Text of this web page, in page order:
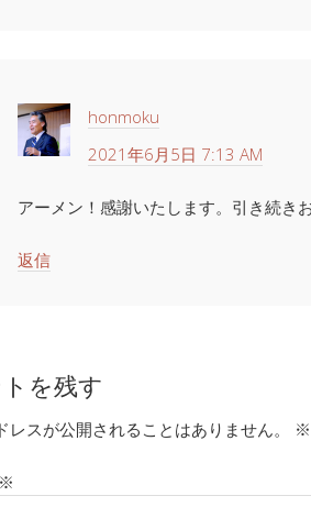
honmoku
2021年6月5日 7:13 AM
アーメン！感謝いたします。引き続き
返信
を残す
レスが公開されることはありません。 ※
※